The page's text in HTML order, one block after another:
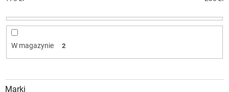
p
d
k
W magazynie 2
Marki